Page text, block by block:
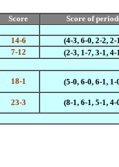
Score Scoreof
14-6
(4-3, 6-0, 2-2, 2-
7-12 (2-3, 1-7, 3-1, 4-
18-1 (5-0, 6-0, 6-1, 1-
23-3
(8-1, 6-1, 5-1, 4-